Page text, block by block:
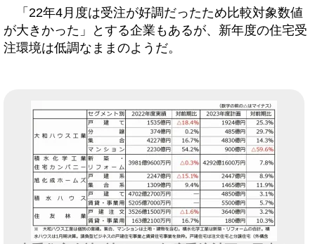
「22年4月度は受注が好調だったため比較対象数値
が大きかった」とする企業もあるが、新年度の住宅受
注環境は低調なままのようだ。